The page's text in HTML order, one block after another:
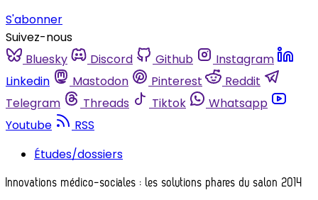
S'abonner
Suivez-nous
Bluesky
Discord Github
Instagram
Linkedin
Mastodon Pinterest
Reddit
Telegram
Threads Tiktok
Whatsapp
Youtube
RSS
Études/dossiers
Innovations médico-sociales : les solutions phares du salon 2014